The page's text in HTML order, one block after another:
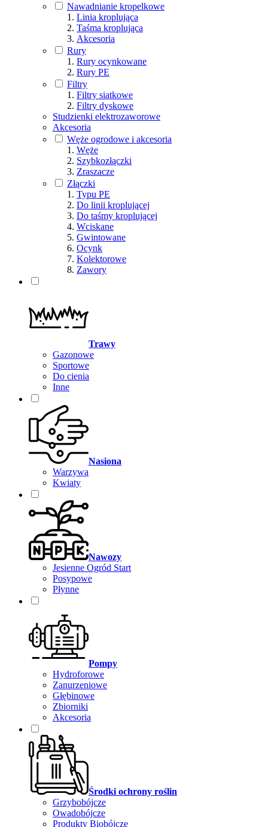
Nawadnianie kropelkowe
Linia kroplująca
Taśma kroplująca
Akcesoria
Rury
Rury ocynkowane
Rury PE
Filtry
Filtry siatkowe
Filtry dyskowe
Studzienki elektrozaworowe
Akcesoria
Węże ogrodowe i akcesoria
Węże
Szybkozłączki
Zraszacze
Złączki
Typu PE
Do linii kroplującej
Do taśmy kroplującej
Wciskane
Gwintowane
Ocynk
Kolektorowe
Zawory
Trawy
Gazonowe
Sportowe
Do cienia
Inne
Nasiona
Warzywa
Kwiaty
Nawozy
Jesienne Ogród Start
Posypowe
Płynne
Pompy
Hydroforowe
Zanurzeniowe
Głębinowe
Zbiorniki
Akcesoria
Środki ochrony roślin
Grzybobójcze
Owadobójcze
Produkty Biobójcze